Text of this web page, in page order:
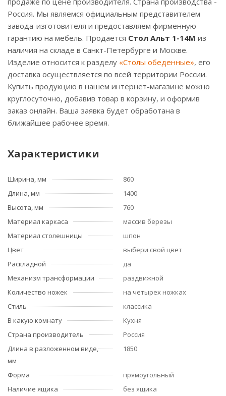
Россия. Мы являемся официальным представителем
завода-изготовителя и предоставляем фирменную
гарантию на мебель. Продается Стол Альт 1-14М из
наличия на складе в Санкт-Петербурге и Москве.
Изделие относится к разделу «Столы обеденные», его
доставка осуществляется по всей территории России.
Купить продукцию в нашем интернет-магазине можно
круглосуточно, добавив товар в корзину, и оформив
заказ онлайн. Ваша заявка будет обработана в
ближайшее рабочее время.
Характеристики
Ширина, мм
860
Длина, мм
1400
Высота, мм
760
Материал каркаса
массив березы
Материал столешницы
шпон
Цвет
выбери свой цвет
Раскладной
да
Механизм трансформации
раздвижной
Количество ножек
на четырех ножках
Стиль
классика
В какую комнату
Кухня
Страна производитель
Россия
Длина в разложенном виде,
мм
1850
Форма
прямоугольный
Наличие ящика
без ящика